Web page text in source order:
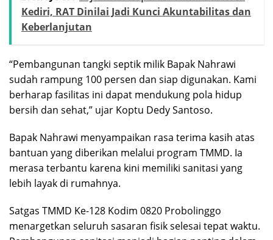
Kediri, RAT Dinilai Jadi Kunci Akuntabilitas dan
Keberlanjutan
“Pembangunan tangki septik milik Bapak Nahrawi
sudah rampung 100 persen dan siap digunakan. Kami
berharap fasilitas ini dapat mendukung pola hidup
bersih dan sehat,” ujar Koptu Dedy Santoso.
Bapak Nahrawi menyampaikan rasa terima kasih atas
bantuan yang diberikan melalui program TMMD. Ia
merasa terbantu karena kini memiliki sanitasi yang
lebih layak di rumahnya.
Satgas TMMD Ke-128 Kodim 0820 Probolinggo
menargetkan seluruh sasaran fisik selesai tepat waktu.